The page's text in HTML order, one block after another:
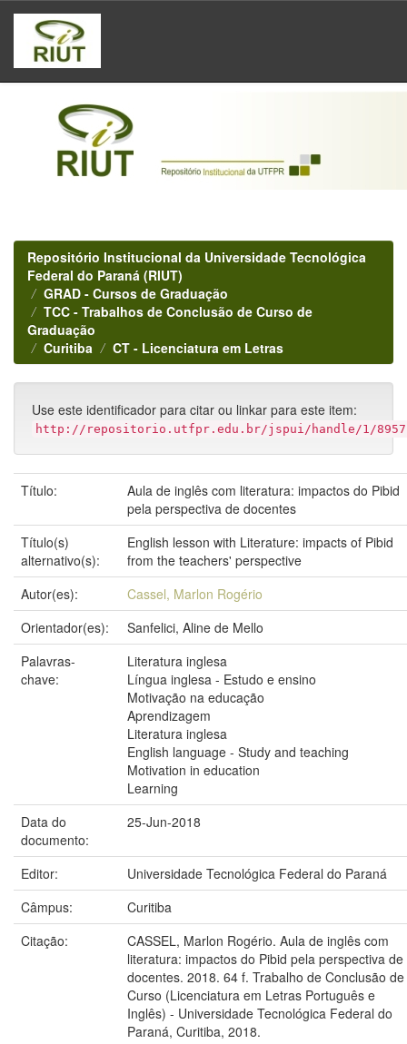
Skip
navigation
Repositório Institucional da Universidade Tecnológica
Federal do Paraná (RIUT)
GRAD - Cursos de Graduação
TCC - Trabalhos de Conclusão de Curso de
Graduação
Curitiba
CT - Licenciatura em Letras
Use este identificador para citar ou linkar para este item:
http://repositorio.utfpr.edu.br/jspui/handle/1/8957
Título:
Aula de inglês com literatura: impactos do Pibid
pela perspectiva de docentes
Título(s)
alternativo(s):
English lesson with Literature: impacts of Pibid
from the teachers' perspective
Autor(es):
Cassel, Marlon Rogério
Orientador(es):
Sanfelici, Aline de Mello
Palavras-
chave:
Literatura inglesa
Língua inglesa - Estudo e ensino
Motivação na educação
Aprendizagem
Literatura inglesa
English language - Study and teaching
Motivation in education
Learning
Data do
documento:
25-Jun-2018
Editor:
Universidade Tecnológica Federal do Paraná
Câmpus:
Curitiba
Citação:
CASSEL, Marlon Rogério. Aula de inglês com
literatura: impactos do Pibid pela perspectiva de
docentes. 2018. 64 f. Trabalho de Conclusão de
Curso (Licenciatura em Letras Português e
Inglês) - Universidade Tecnológica Federal do
Paraná, Curitiba, 2018.